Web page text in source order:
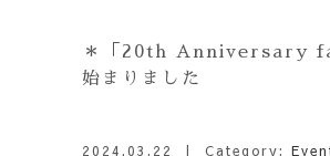
＊「20th Anniversary
始まりました
2024.03.22 | Category: